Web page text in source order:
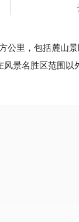
公里，包括麓山
风景名胜区范围